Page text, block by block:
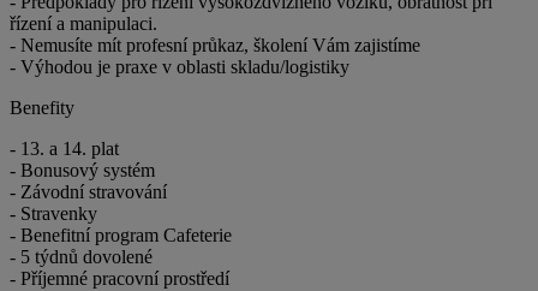
řízení a manipulaci.
- Nemusíte mít profesní průkaz, školení Vám zajistíme
- Výhodou je praxe v oblasti skladu/logistiky
Benefity
- 13. a 14. plat
- Bonusový systém
- Závodní stravování
- Stravenky
- Benefitní program Cafeterie
- 5 týdnů dovolené
- Příjemné pracovní prostředí